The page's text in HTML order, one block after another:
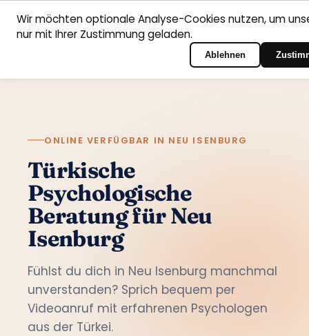
StartseiteFachbereichePsychologen
Deutsch Zum Portal-Login
ONLINE VERFÜGBAR IN NEU ISENBURG
Türkische
Psychologische
Beratung für Neu
Isenburg
Fühlst du dich in Neu Isenburg manchmal
unverstanden? Sprich bequem per
Videoanruf mit erfahrenen Psychologen
aus der Türkei.
Wir möchten optionale Analyse-Cookies nutzen, um
nur mit Ihrer Zustimmung geladen.
Ablehnen